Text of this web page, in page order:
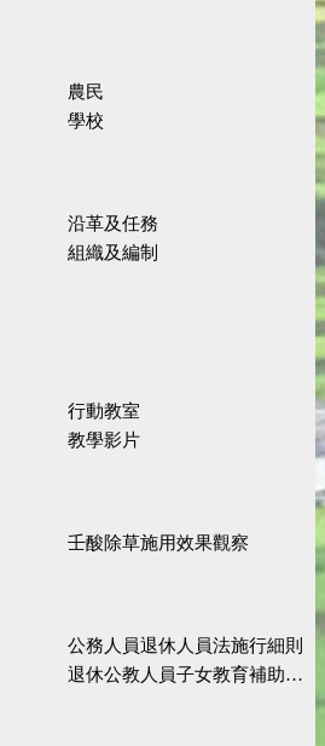
農民
學校
沿革及任務
組織及編制
行動教室
教學影片
壬酸除草施用效果觀察
公務人員退休人員法施行細則
退休公教人員子女教育補助規定